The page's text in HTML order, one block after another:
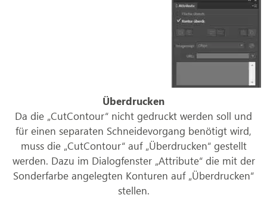
Überdrucken
Da die „CutContour“ nicht gedruckt werden soll und
für einen separaten Schneidevorgang benötigt wird,
muss die „CutContour“ auf „Überdrucken“ gestellt
werden. Dazu im Dialogfenster „Attribute“ die mit der
Sonderfarbe angelegten Konturen auf „Überdrucken“
stellen.